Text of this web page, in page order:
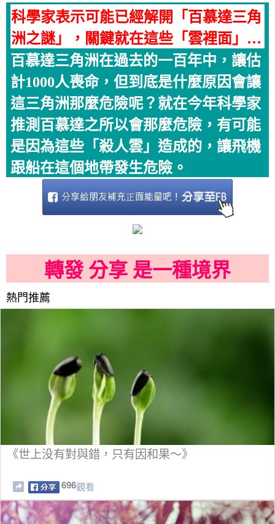
科學家表示可能已經解開「百慕達三角
洲之謎」，關鍵就在這些「雲裡面」…
百慕達三角洲在過去的一百年中，讓估
計1000人喪命，但到底是什麼原因會讓
這三角洲那麼危險呢？就在今年科學家
推測百慕達之所以會那麼危險，有可能
是因為這些「殺人雲」造成的，讓飛機
跟船在這個地帶發生危險。
轉發 分享 是一種境界
熱門推薦
《世上没有對與錯，只有因和果～》
696觀看